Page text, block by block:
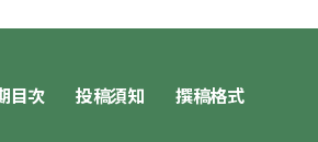
目次 投稿須知 撰稿格式